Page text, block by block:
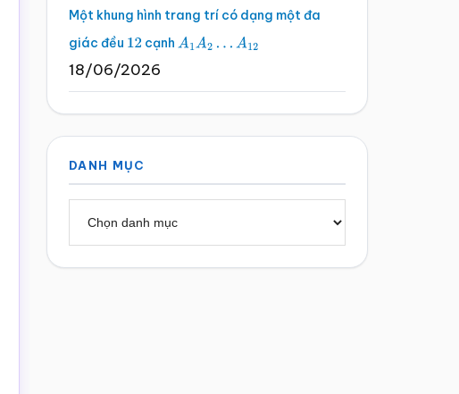
Một khung hình trang trí có dạng một đa
giác đều 12 cạnh A1A2…A 12
18/06/2026
DANH MỤC